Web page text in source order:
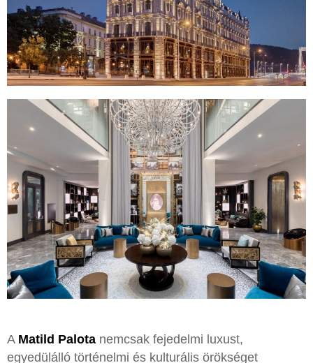
A Matild Palota nemcsak fejedelmi luxust,
egyedülálló történelmi és kulturális örökséget